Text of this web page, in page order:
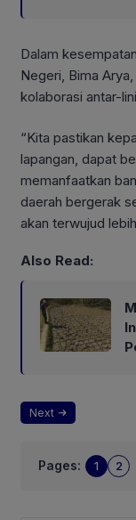
Dalam
Negeri, Bima
kolaborasi antar-
“Kita pastikan
lapangan, dapat
memanfaatkan
daerah bergerak
akan terwujud
Also Read:
Next
Pages: 1 2